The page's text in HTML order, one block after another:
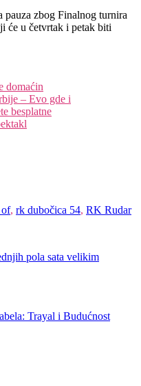
zbog Finalnog turnira
će u četvrtak i petak biti
domaćin
– Evo gde i
besplatne
, rk dubočica 54, RK Rudar
pola sata velikim
Trayal i Budućnost